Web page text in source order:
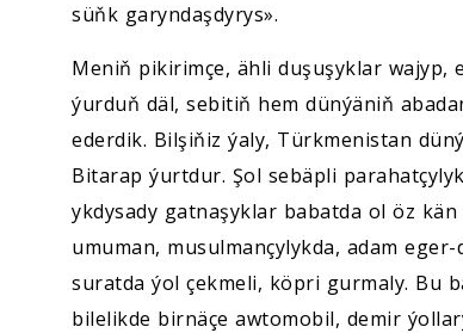
süňk garyndaşdyrys».
Meniň pikirimçe, ähli duşuşyklar wajyp,
ýurduň däl, sebitiň hem dünýäniň
ederdik. Bilşiňiz ýaly, Türkmenistan
Bitarap ýurtdur. Şol sebäpli
ykdysady gatnaşyklar babatda ol öz
umuman, musulmançylykda, adam
suratda ýol çekmeli, köpri gurmaly. Bu
bilelikde birnäçe awtomobil, demir